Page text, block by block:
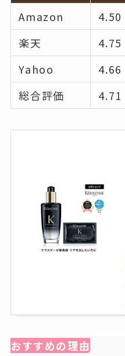
Amazon 4.50
楽天
4.75
Yahoo
4.66
総合評価
4.71
おすすめの理由